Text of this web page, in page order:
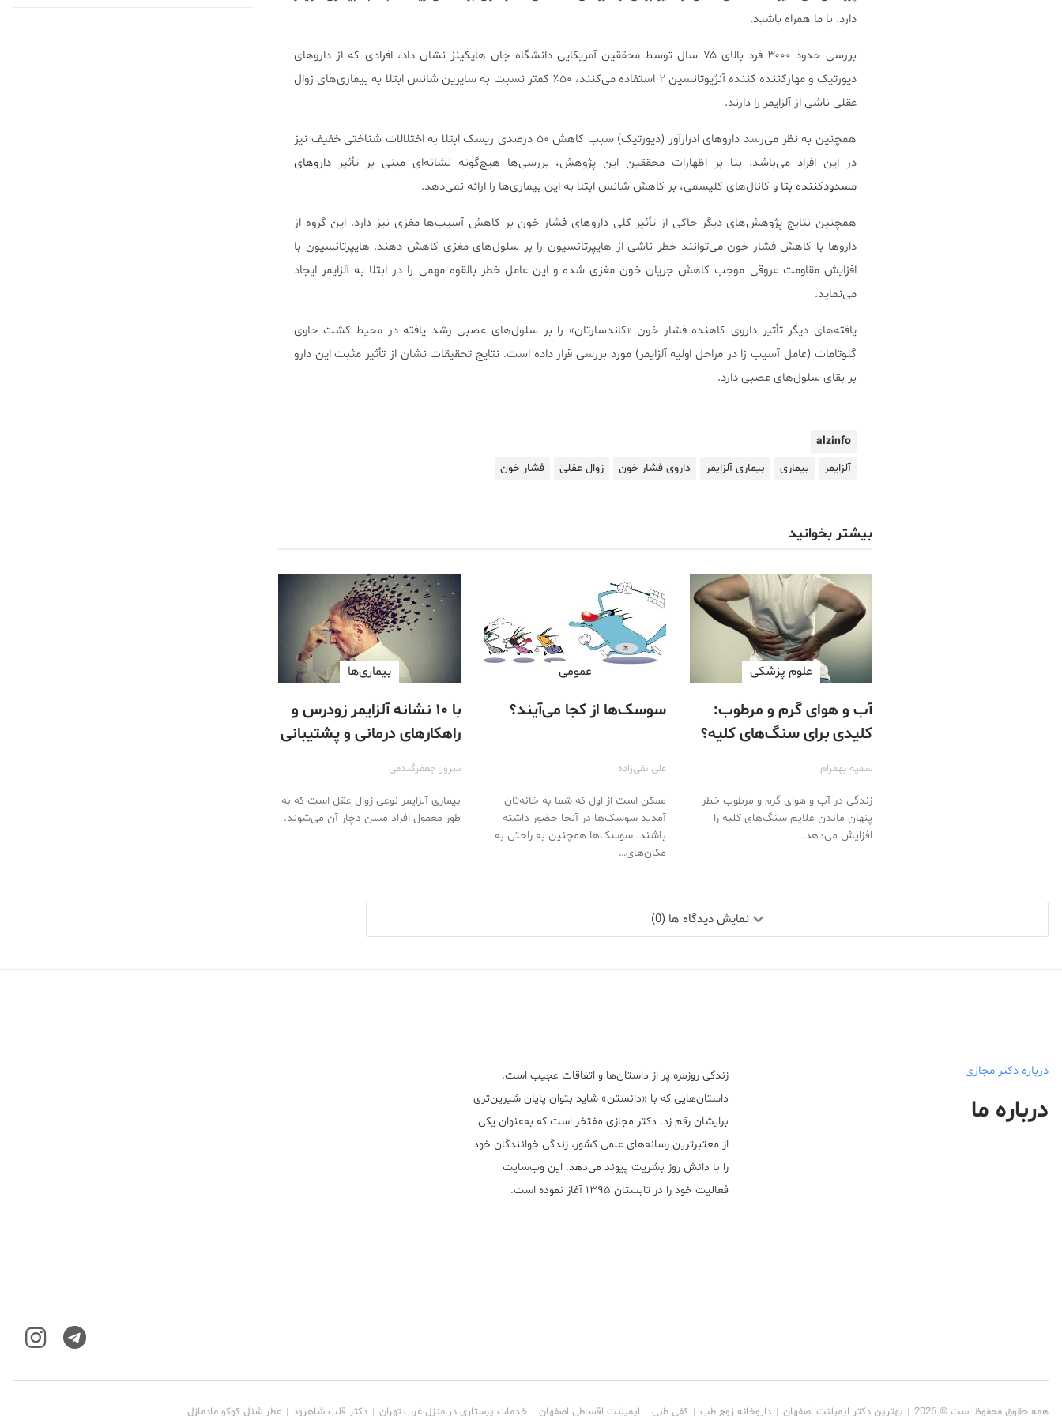
دارد. با ما همراه باشید.
بررسی حدود ۳۰۰۰ فرد بالای ۷۵ سال توسط محققین آمریکایی دانشگاه جان هاپکینز نشان داد، افرادی که از دارو‌های
دیورتیک و مهار‌کننده کننده آنژیوتانسین ۲ استفاده می‌کنند، ۵۰٪ کمتر نسبت به سایرین شانس ابتلا به بیماری‌های زوال
عقلی ناشی از آلزایمر را دارند.
همچنین به نظر می‌رسد دارو‌های ادرار‌آور (دیورتیک) سبب کاهش ۵۰ درصدی ریسک ابتلا به اختلالات شناختی خفیف نیز
در این افراد می‌باشد. بنا بر اظهارات محققین این پژوهش، بررسی‌ها هیچ‌گونه نشانه‌ای مبنی بر تأثیر دارو‌های
مسدود‌کننده بتاو کانال‌های کلیسمی، بر کاهش شانس ابتلا به این بیماری‌ها را ارائه نمی‌دهد.
همچنین نتایج پژوهش‌های دیگر حاکی از تأثیر کلی دارو‌های فشار خون بر کاهش آسیب‌ها مغزی نیز دارد. این گروه از
دارو‌ها با کاهش فشار خون می‌توانند خطر ناشی از هایپرتانسیون را بر سلول‌های مغزی کاهش دهند. هایپرتانسیون با
افزایش مقاومت عروقی موجب کاهش جریان خون مغزی شده و این عامل خطر بالقوه مهمی را در ابتلا به آلزایمر ایجاد
می‌نماید.
یافته‌های دیگر تأثیر داروی کاهنده فشار خون «کاندسارتان» را بر سلول‌های عصبی رشد یافته در محیط کشت حاوی
گلوتامات (عامل آسیب زا در مراحل اولیه آلزایمر) مورد بررسی قرار داده است. نتایج تحقیقات نشان از تأثیر مثبت این دارو
بر بقای سلول‌های عصبی دارد.
alzinfo
آلزایمر
بیماری بیماری آلزایمر داروی فشار خون زوال عقلی فشار خون
بیشتر بخوانید
علوم پزشكی
آب و هوای گرم و مرطوب:
کلیدی برای سنگ‌های کلیه؟
سمیه بهمرام
زندگی در آب و هوای گرم و مرطوب خطر
پنهان ماندن علایم سنگ‌های کلیه را
افزایش می‌دهد.
عمومی
سوسک‌ها از کجا می‌آیند؟
علی تقی‌زاده
ممکن است از اول که شما به خانه‌تان
آمدید سوسک‌ها در آنجا حضور داشته
باشند. سوسک‌ها همچنین به راحتی به
مکان‌های…
بیماری‌ها
با ۱۰ نشانه آلزایمر زودرس و
راهکارهای درمانی و پشتیبانی
آشنا شوید
سرور جعفرگندمی
بیماری آلزایمر نوعی زوال عقل است که به
طور معمول افراد مسن دچار آن می‌شوند.
نمایش دیدگاه ها (0)
درباره دکتر مجازی
درباره ما
زندگی روزمره پر از داستان‌ها و اتفاقات عجیب است.
داستان‌هایی که با «دانستن» شاید بتوان پایان شیرین‌تری
برایشان رقم زد. دکتر مجازی مفتخر است که به‌عنوان یکی
از معتبر‌ترین رسانه‌های علمی کشور، زندگی خوانندگان خود
را با دانش روز بشریت پیوند می‌دهد. این وب‌سایت
فعالیت خود را در تابستان ۱۳۹۵ آغاز نموده است.
همه حقوق محفوظ است © 2026 بهترین دکتر ایمپلنت اصفهان داروخانه زوج طب کفی طبی ایمپلنت اقساطی اصفهان خدمات پرستاری در منزل غرب تهران دکتر قلب شاهرود عطر شنل کوکو مادمازل